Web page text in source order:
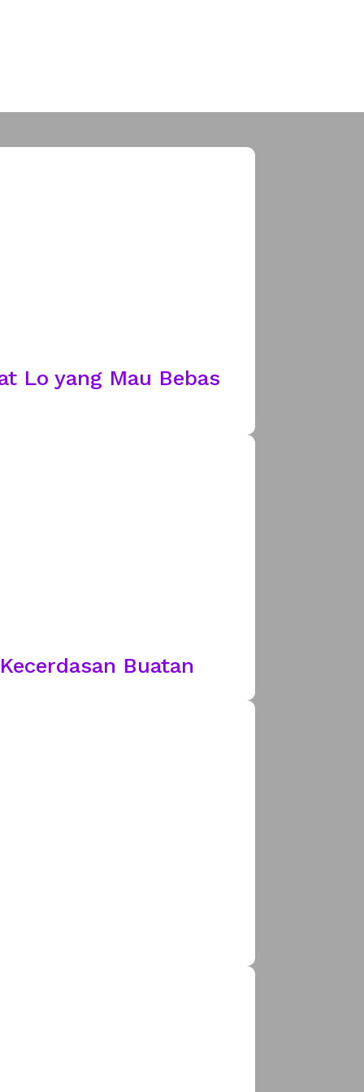
Lo yang Mau Bebas
Buatan